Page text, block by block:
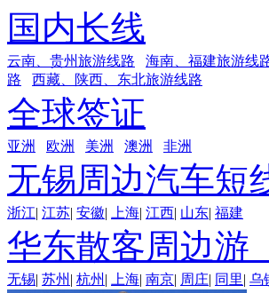
国内长线
云南、贵州旅游线路 海南、福建旅游线
路
西藏、陕西、东北旅游线路
全球签证
亚洲 欧洲 美洲 澳洲 非洲
无锡周边汽车短
浙江| 江苏| 安徽| 上海| 江西| 山东| 福建
华东散客周边游
无锡| 苏州 | 杭州 | 上海| 南京| 周庄| 同里| 乌